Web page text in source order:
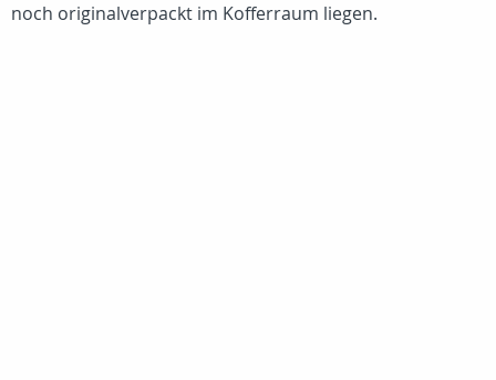
noch originalverpackt im Kofferraum liegen.